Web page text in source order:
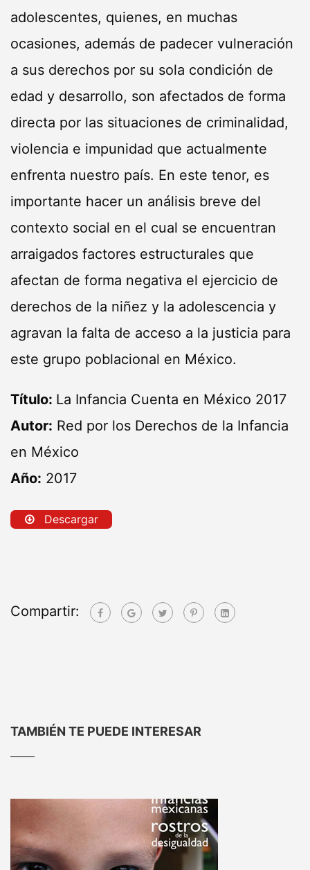
adolescentes, quienes, en muchas
ocasiones, además de padecer vulneración
a sus derechos por su sola condición de
edad y desarrollo, son afectados de forma
directa por las situaciones de criminalidad,
violencia e impunidad que actualmente
enfrenta nuestro país. En este tenor, es
importante hacer un análisis breve del
contexto social en el cual se encuentran
arraigados factores estructurales que
afectan de forma negativa el ejercicio de
derechos de la niñez y la adolescencia y
agravan la falta de acceso a la justicia para
este grupo poblacional en México.
Título: La Infancia Cuenta en México 2017
Autor: Red por los Derechos de la Infancia
en México
Año: 2017
Descargar
Compartir:
TAMBIÉN TE PUEDE INTERESAR